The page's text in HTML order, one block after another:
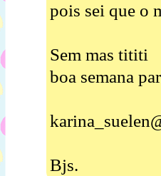
pois sei que o
Sem mas tititi
boa semana
Bjs.